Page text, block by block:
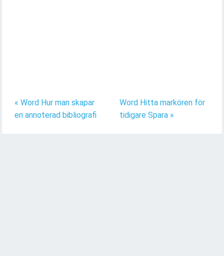
« Word Hur man skapar
en annoterad bibliografi
Word Hitta markören för
tidigare Spara »